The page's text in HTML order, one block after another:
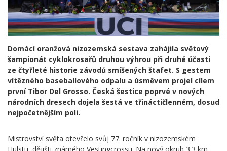
Domácí oranžová nizozemská sestava zahájila světový
šampionát cyklokrosařů druhou výhrou při druhé účasti
ze čtyřleté historie závodů smíšených štafet. S gestem
vítězného baseballového odpalu a úsměvem projel cílem
první Tibor Del Grosso. Česká šestice poprvé v nových
národních dresech dojela šestá ve třináctičlenném, dosud
nejpočetnějším poli.
Mistrovství světa otevřelo svůj 77. ročník v nizozemském